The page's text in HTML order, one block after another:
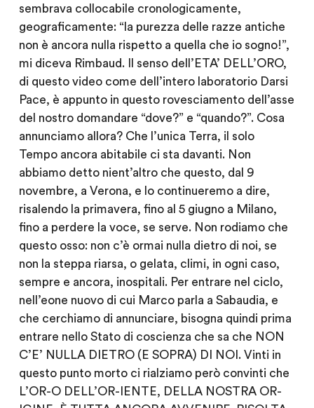
sembrava collocabile cronologicamente,
geograficamente: “la purezza delle razze antiche
non è ancora nulla rispetto a quella che io sogno!”,
mi diceva Rimbaud. Il senso dell’ETA’ DELL’ORO,
di questo video come dell’intero laboratorio Darsi
Pace, è appunto in questo rovesciamento dell’asse
del nostro domandare “dove?” e “quando?”.Cosa
annunciamo allora? Che l’unica Terra, il solo
Tempo ancora abitabile ci sta davanti. Non
abbiamo detto nient’altro che questo, dal 9
novembre, a Verona, e lo continueremo a dire,
risalendo la primavera, fino al 5 giugno a Milano,
fino a perdere la voce, se serve. Non rodiamo che
questo osso: non c’è ormai nulla dietro di noi, se
non la steppa riarsa, o gelata, climi, in ogni caso,
sempre e ancora, inospitali. Per entrare nel ciclo,
nell’eone nuovo di cui Marco parla a Sabaudia, e
che cerchiamo di annunciare, bisogna quindi prima
entrare nello Stato di coscienza che sa che NON
C’E’ NULLA DIETRO (E SOPRA) DI NOI. Vinti in
questo punto morto ci rialziamo però convinti che
L’OR-O DELL’OR-IENTE, DELLA NOSTRA OR-